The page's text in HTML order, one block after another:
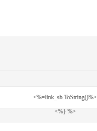
<%=link_sb.ToString()%>
<%} %>